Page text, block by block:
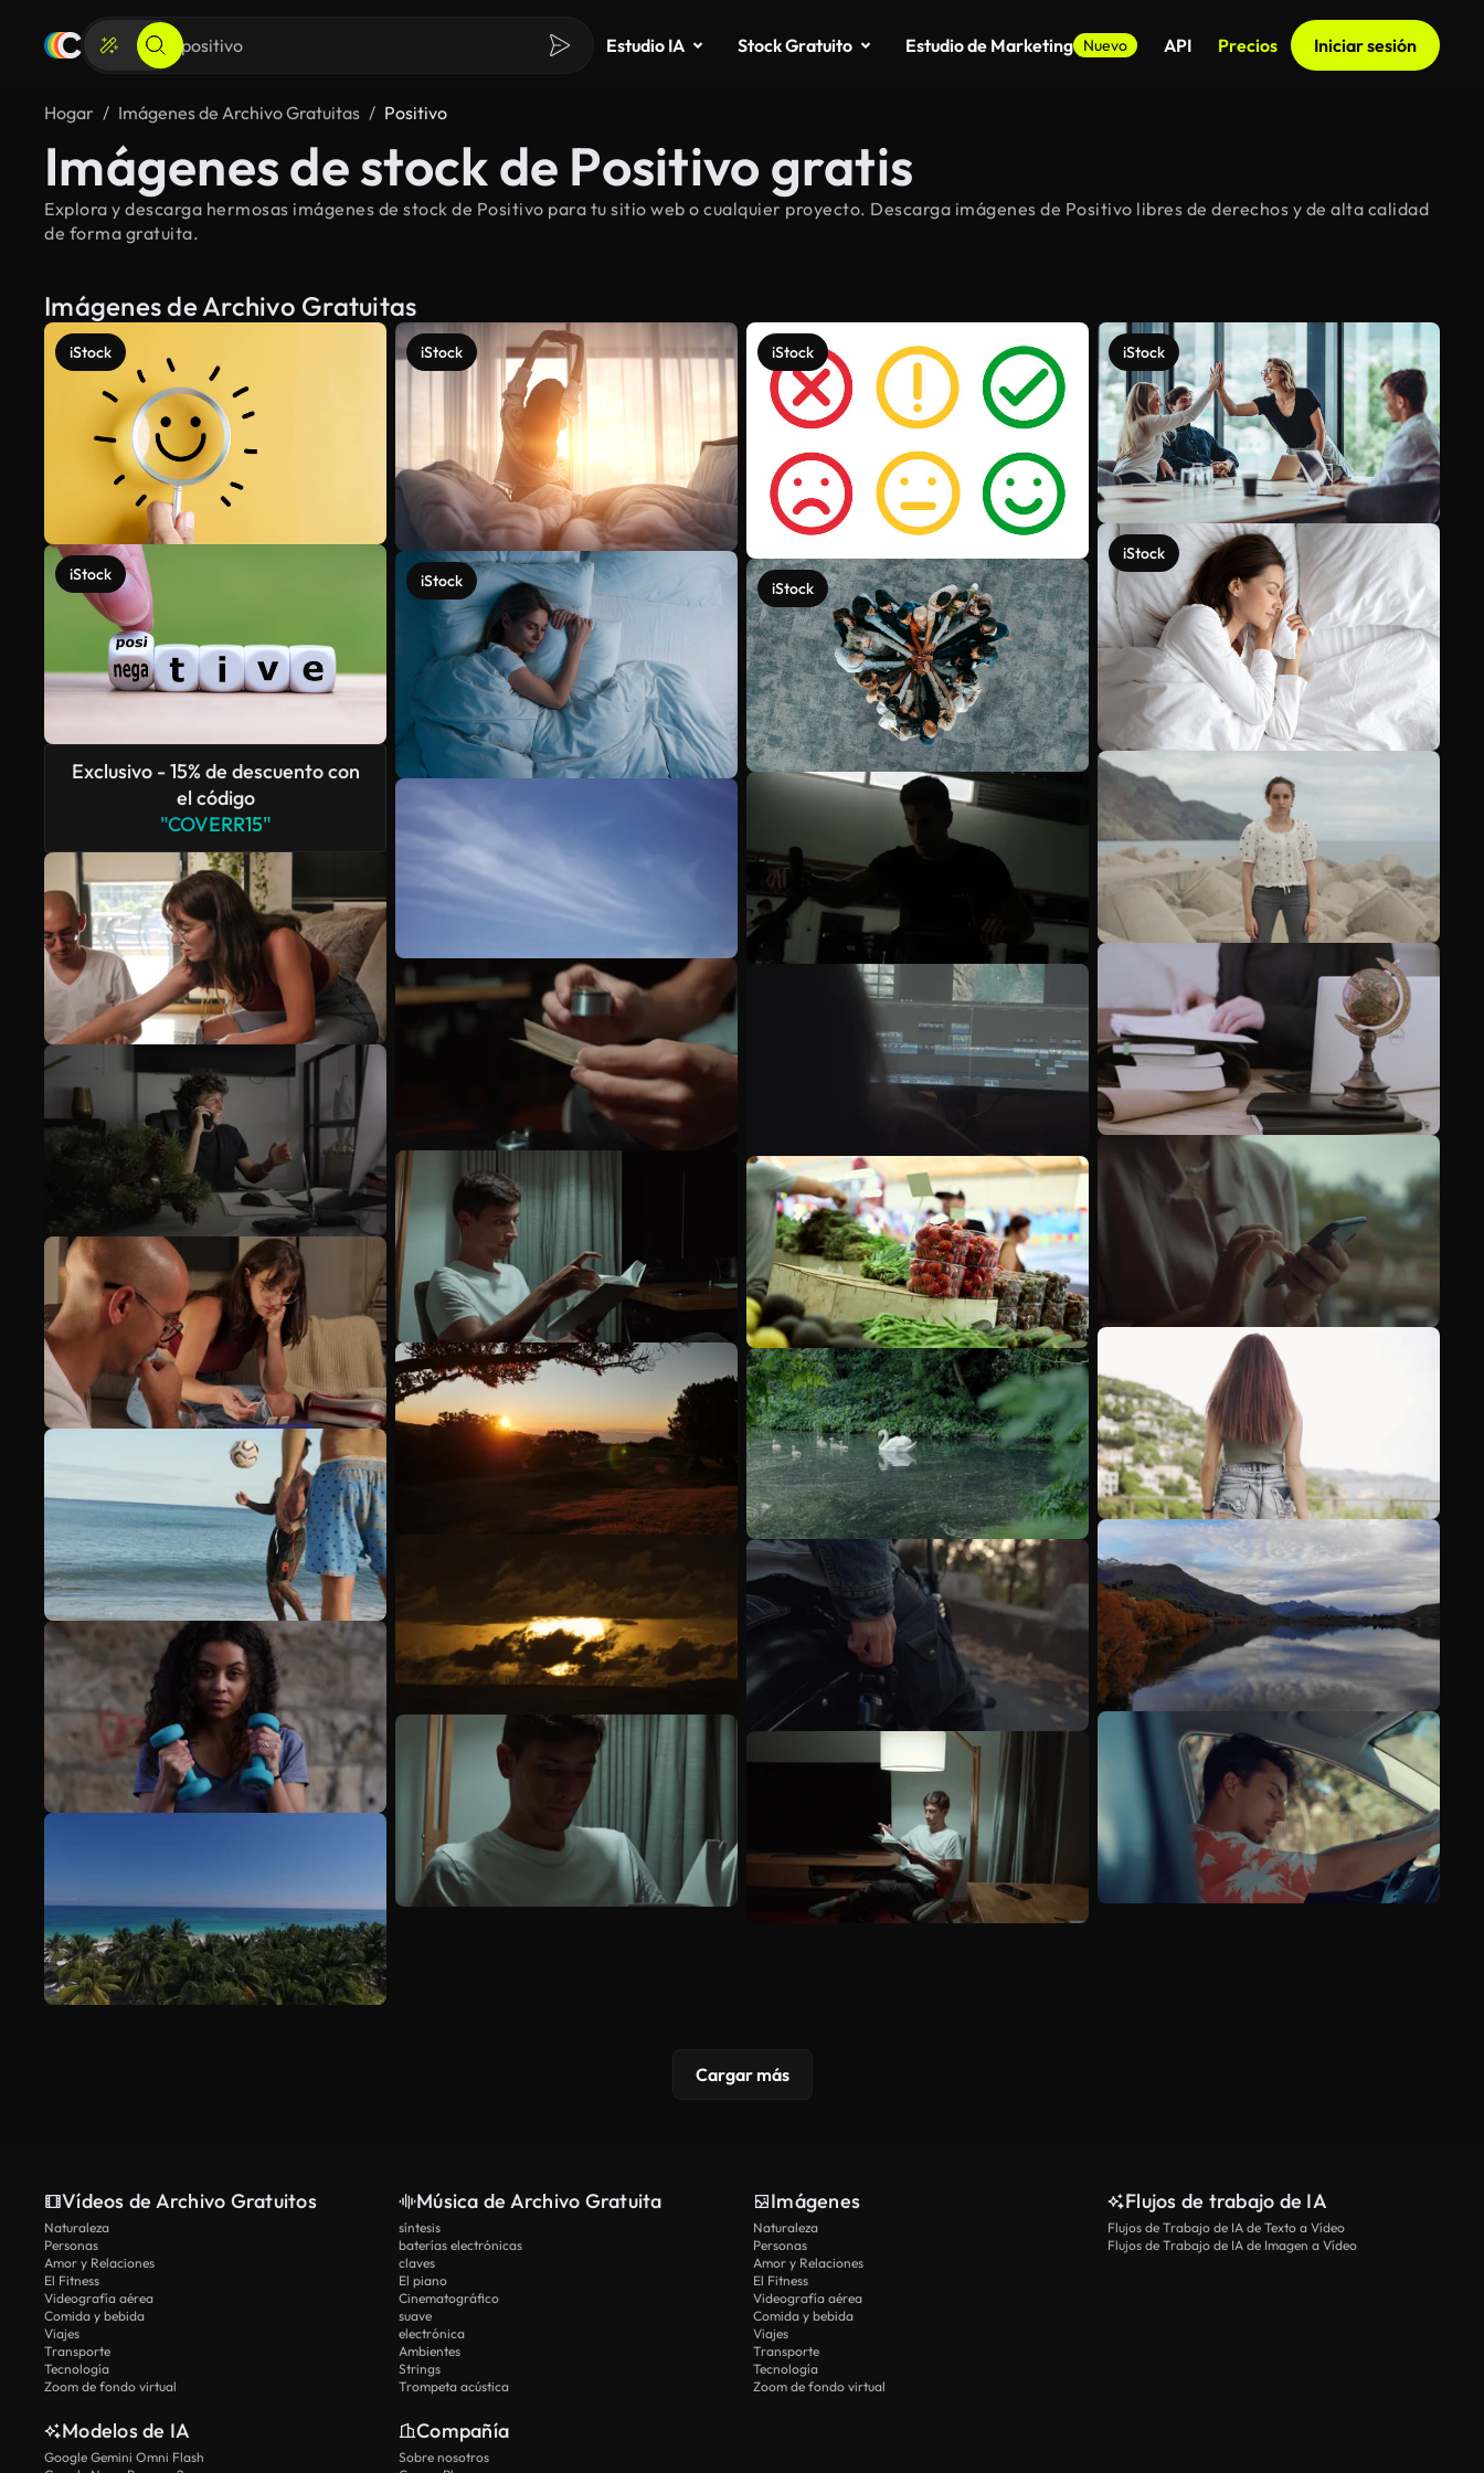
Estudio IA Stock Gratuito Estudio de Marketing Nuevo API Precios Iniciar sesión
Hogar Imágenes de Archivo Gratuitas Positivo
Imágenes de stock de Positivo gratis
Explora y descarga hermosas imágenes de stock de Positivo para tu sitio web o cualquier proyecto. Descarga imágenes de Positivo libres de derechos y de alta calidad
de forma gratuita.
Imágenes de Archivo Gratuitas
iStock
iStock
Exclusivo - 15% de descuento con
el código
"COVERR15"
iStock
iStock
iStock
iStock
iStock
iStock
Ver más
Cargar más
Vídeos de Archivo Gratuitos
Naturaleza
Personas
Amor y Relaciones
El Fitness
Videografía aérea
Comida y bebida
Viajes
Transporte
Tecnología
Zoom de fondo virtual
Música de Archivo Gratuita
síntesis
baterías electrónicas
claves
El piano
Cinematográfico
suave
electrónica
Ambientes
Strings
Trompeta acústica
Imágenes
Naturaleza
Personas
Amor y Relaciones
El Fitness
Videografía aérea
Comida y bebida
Viajes
Transporte
Tecnología
Zoom de fondo virtual
Flujos de trabajo de IA
Flujos de Trabajo de IA de Texto a Vídeo
Flujos de Trabajo de IA de Imagen a Vídeo
Modelos de IA
Google Gemini Omni Flash
Compañía
Sobre nosotros